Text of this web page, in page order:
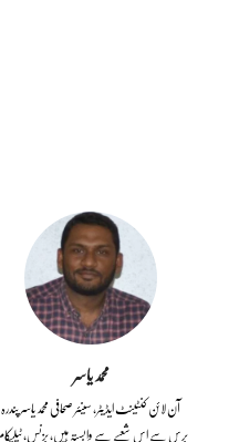
محمد یاسر
آن لائن کنٹینٹ ایڈیٹر، سینئر صحافی محمد یاسر پندرہ
برس سے اس شعبے سے وابستہ ہیں، بزنس،